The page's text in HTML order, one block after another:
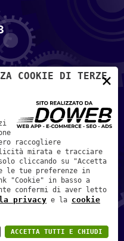
di Roncà, Verona
-Cookie policy
G. e Fila A.
×
COOKIE DI TERZE
raccogliere
mirata e tracciare
cliccando su "Accetta
le tue preferenze in
"Cookie" in basso a
confermi di aver letto
privacy e la cookie
ACCETTA TUTTI E CHIUDI